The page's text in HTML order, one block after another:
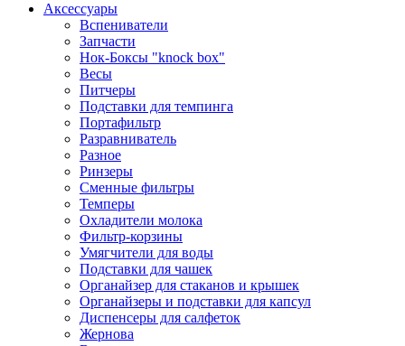
Аксессуары
Вспениватели
Запчасти
Нок-Боксы "knock box"
Весы
Питчеры
Подставки для темпинга
Портафильтр
Разравниватель
Разное
Ринзеры
Сменные фильтры
Темперы
Охладители молока
Фильтр-корзины
Умягчители для воды
Подставки для чашек
Органайзер для стаканов и крышек
Органайзеры и подставки для капсул
Диспенсеры для салфеток
Жернова